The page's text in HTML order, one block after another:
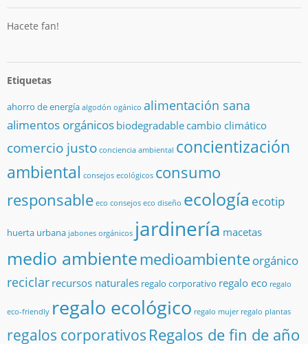
Hacete fan!
Etiquetas
ahorro de energía algodón ogánico alimentación sana
alimentos orgánicos biodegradable cambio climático
comercio justo conciencia ambiental concientización
ambiental consejos ecológicos consumo
responsable eco consejos eco diseño ecología ecotip
huerta urbana jabones orgánicos jardinería macetas
medio ambientemedioambienteorgánico
reciclar recursos naturales regalo corporativo regalo eco regalo
eco-friendly regalo ecológico regalo mujer regalo plantas
regalos corporativos Regalos de fin de año